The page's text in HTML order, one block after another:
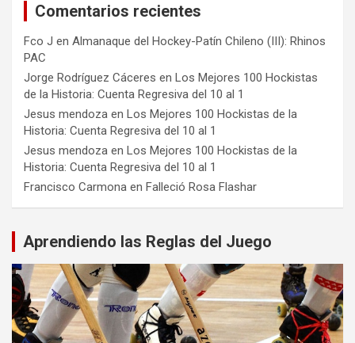
Comentarios recientes
Fco J en Almanaque del Hockey-Patín Chileno (III): Rhinos
PAC
Jorge Rodríguez Cáceres en Los Mejores 100 Hockistas
de la Historia: Cuenta Regresiva del 10 al 1
Jesus mendoza en Los Mejores 100 Hockistas de la
Historia: Cuenta Regresiva del 10 al 1
Jesus mendoza en Los Mejores 100 Hockistas de la
Historia: Cuenta Regresiva del 10 al 1
Francisco Carmona en Falleció Rosa Flashar
Aprendiendo las Reglas del Juego